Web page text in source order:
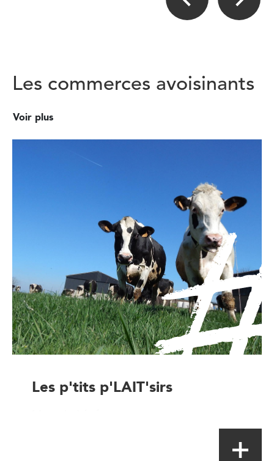
Les commerces avoisinants
Voir plus
Les p'tits p'LAIT'sirs